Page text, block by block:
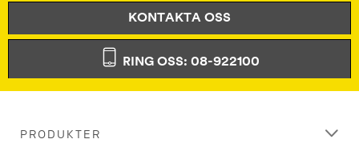
KONTAKTA OSS
RING OSS: 08-922100
PRODUKTER